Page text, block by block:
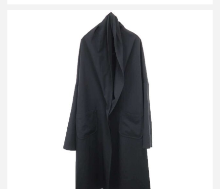
ヨウジヤマモト プリュスノアール 18AW ウールギャバジン ビッ
グコート
買取金額24,000円